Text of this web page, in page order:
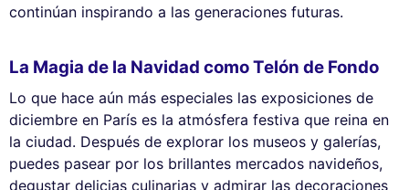
continúan inspirando a las generaciones futuras.
La Magia de la Navidad como Telón de Fondo
Lo que hace aún más especiales las exposiciones de
diciembre en París es la atmósfera festiva que reina en
la ciudad. Después de explorar los museos y galerías,
puedes pasear por los brillantes mercados navideños,
degustar delicias culinarias y admirar las decoraciones